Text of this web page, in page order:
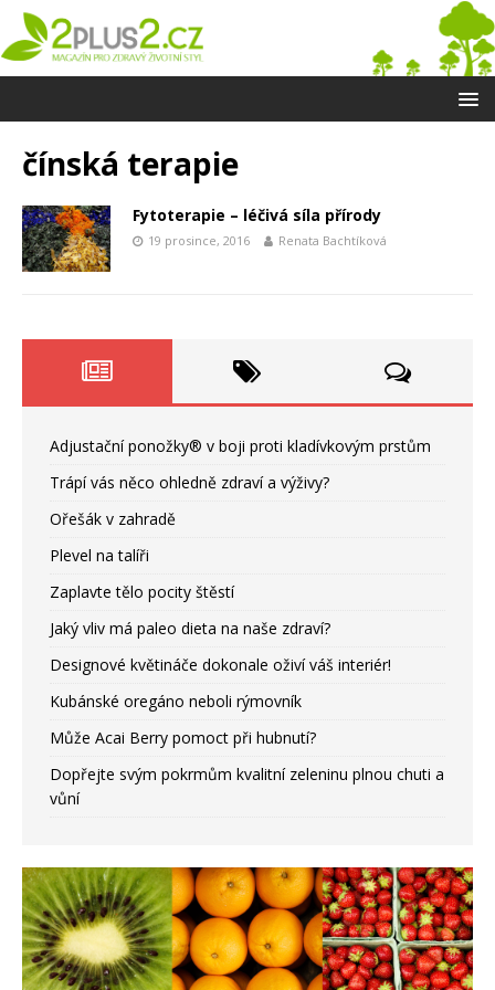
čínská terapie
Fytoterapie – léčivá síla přírody
19 prosince, 2016 Renata Bachtíková
Adjustační ponožky® v boji proti kladívkovým prstům
Trápí vás něco ohledně zdraví a výživy?
Ořešák v zahradě
Plevel na talíři
Zaplavte tělo pocity štěstí
Jaký vliv má paleo dieta na naše zdraví?
Designové květináče dokonale oživí váš interiér!
Kubánské oregáno neboli rýmovník
Může Acai Berry pomoct při hubnutí?
Dopřejte svým pokrmům kvalitní zeleninu plnou chuti a
vůní